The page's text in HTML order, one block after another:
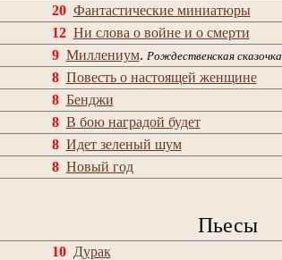
20 Фантастические миниатюры
12 Ни слова о войне и о смерти
9 Миллениум. Рождественская сказочка
8 Повесть о настоящей женщине
8 Бенджи
8 В бою наградой будет
8 Идет зеленый шум
8 Новый год
Пьесы
10 Дурак